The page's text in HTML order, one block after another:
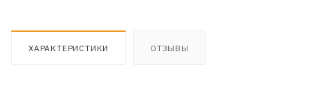
ХАРАКТЕРИСТИКИ ОТЗЫВЫ